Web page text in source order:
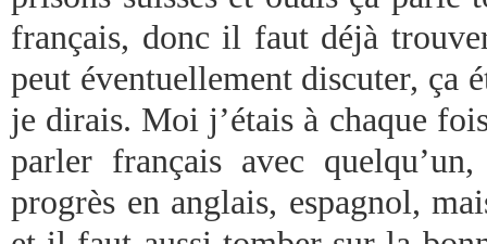
français, donc il faut déjà
peut éventuellement discuter, ça
je dirais. Moi j’étais à chaque
parler français avec
progrès en anglais, espagnol,